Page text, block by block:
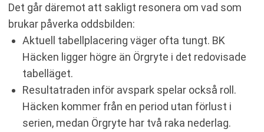
Det går däremot att sakligt resonera om vad som
brukar påverka oddsbilden:
Aktuell tabellplacering väger ofta tungt. BK
Häcken ligger högre än Örgryte i det redovisade
tabelläget.
Resultatraden inför avspark spelar också roll.
Häcken kommer från en period utan förlust i
serien, medan Örgryte har två raka nederlag.